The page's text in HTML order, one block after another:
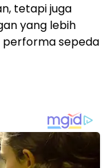
tetapi juga
yang lebih
sepeda